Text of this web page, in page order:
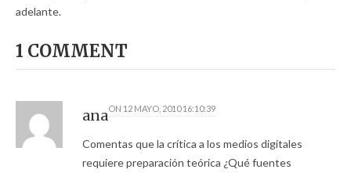
adelante.
1 COMMENT
anaON 12 MAYO, 2010 16:10:39
Comentas que la crítica a los medios digitales
requiere preparación teórica ¿Qué fuentes